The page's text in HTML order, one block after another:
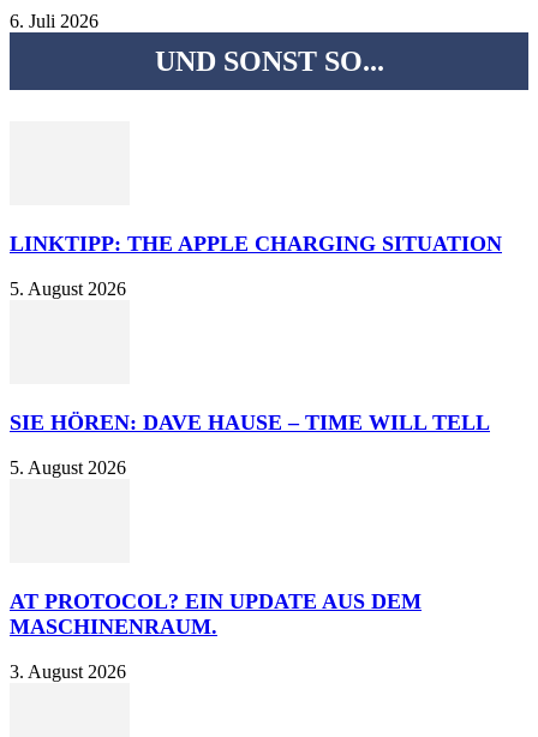
6. Juli 2026
UND SONST SO...
LINKTIPP: THE APPLE CHARGING SITUATION
5. August 2026
SIE HÖREN: DAVE HAUSE – TIME WILL TELL
5. August 2026
AT PROTOCOL? EIN UPDATE AUS DEM
MASCHINENRAUM.
3. August 2026